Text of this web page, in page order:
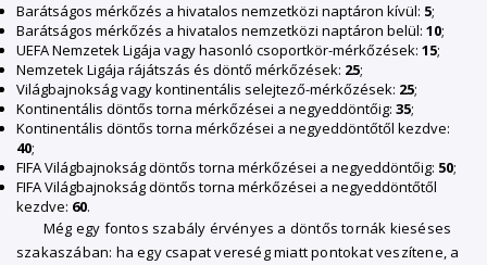
Barátságos mérkőzés a hivatalos nemzetközi naptáron kívül: 5;
Barátságos mérkőzés a hivatalos nemzetközi naptáron belül: 10;
UEFA Nemzetek Ligája vagy hasonló csoportkör-mérkőzések: 15;
Nemzetek Ligája rájátszás és döntő mérkőzések: 25;
Világbajnokság vagy kontinentális selejtező-mérkőzések: 25;
Kontinentális döntős torna mérkőzései a negyeddöntőig: 35;
Kontinentális döntős torna mérkőzései a negyeddöntőtől kezdve:
40;
FIFA Világbajnokság döntős torna mérkőzései a negyeddöntőig: 50;
FIFA Világbajnokság döntős torna mérkőzései a negyeddöntőtől
kezdve: 60.
Még egy fontos szabály érvényes a döntős tornák kieséses
szakaszában: ha egy csapat vereség miatt pontokat veszítene, a